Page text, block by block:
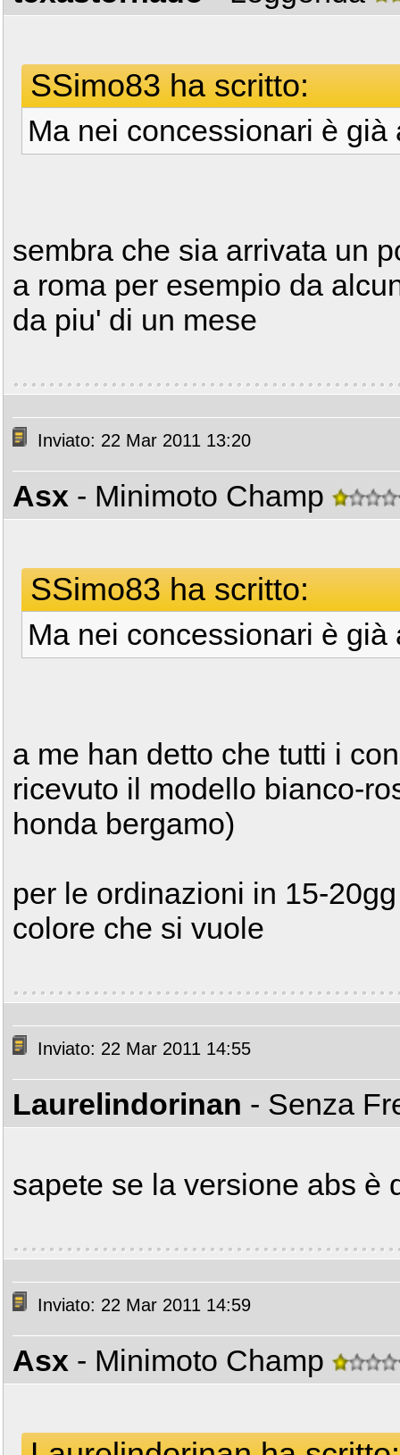
SSimo83 ha scritto:
Ma nei concessionari è già
sembra che sia arrivata un
a roma per esempio da
da piu' di un mese
Inviato: 22 Mar 2011 13:20
Asx - Minimoto Champ
SSimo83 ha scritto:
Ma nei concessionari è già
a me han detto che tutti i
ricevuto il modello bianco-
honda bergamo)
per le ordinazioni in 15-
colore che si vuole
Inviato: 22 Mar 2011 14:55
Laurelindorinan - Senza
sapete se la versione abs è
Inviato: 22 Mar 2011 14:59
Asx - Minimoto Champ